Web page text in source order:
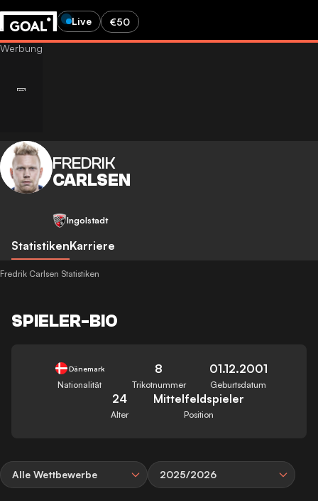
Live €50
FREDRIK
CARLSEN
Ingolstadt
StatistikenKarriere
Fredrik Carlsen Statistiken
SPIELER-BIO
Dänemark
Nationalität
8
Trikotnummer
01.12.2001
Geburtsdatum
24
Alter
Mittelfeldspieler
Position
Alle Wettbewerbe 2025/2026